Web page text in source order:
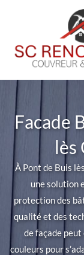
Facade
lès
À Pont de Buis
une solution
protection des
qualité et des
de façade
couleurs pour